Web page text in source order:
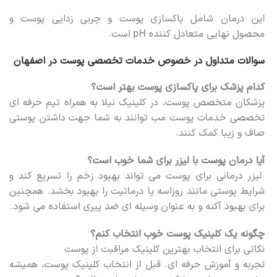
این درمان شامل پاکسازی پوست و چربی زدایی پوست و
محصول نهایی متعادل کننده pH است.
سوالات متداول در خصوص خدمات تخصصی پوست در اصفهان
کدام پزشک برای پاکسازی پوست بهتر است؟
پزشکان متخصص پوست، در کلینیک نیلا به همراه تیم حرفه ای
تخصصی خدمات پوست مب توانند به شما جهت داشتن پوستی
صاف و زیبا کمک کنند.
آیا درمان پوست با لیزر برای شما خوب است؟
لیزر درمانی برای پوست می تواند بهبود زخم را تسریع کند و
شرایط پوستی مانند روزاسه یا درماتیت را بهبود بخشد. همچنین
برای بهبود آکنه و به عنوان وسیله ای ضد پیری استفاده می شود.
چگونه یک کلینیک پوست خوب انتخاب کنم؟
نکاتی برای انتخاب بهترین کلینیک مراقبت از پوست
تجربه و آموزش حرفه ای. قبل از انتخاب کلینیک پوست، همیشه